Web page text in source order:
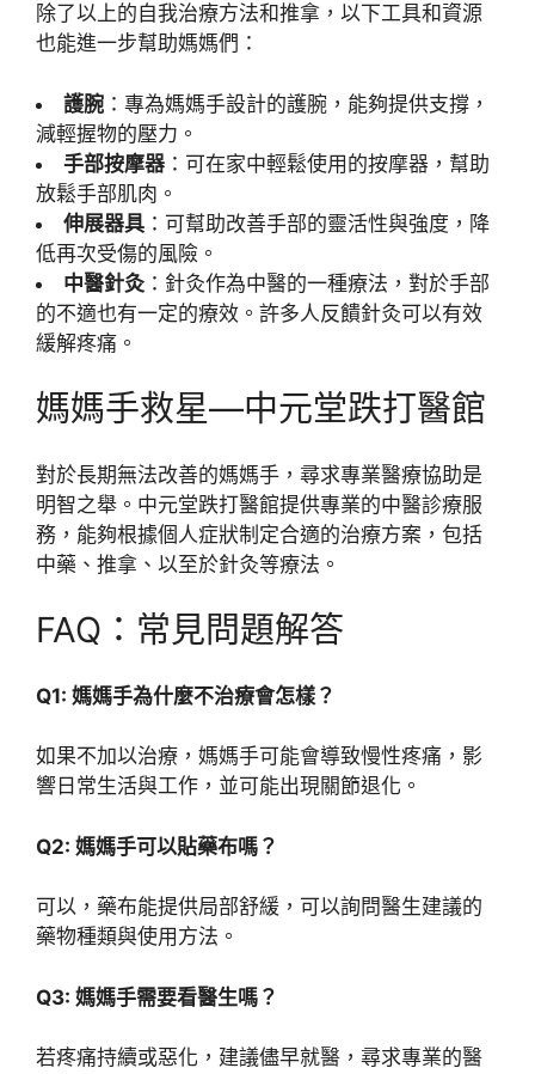
除了以上的自我治療方法和推拿，以下工具和資源
也能進一步幫助媽媽們：
護腕 ：專為媽媽手設計的護腕，能夠提供支撐，
減輕握物的壓力。
手部按摩器 ：可在家中輕鬆使用的按摩器，幫助
放鬆手部肌肉。
伸展器具 ：可幫助改善手部的靈活性與強度，降
低再次受傷的風險。
中醫針灸 ：針灸作為中醫的一種療法，對於手部
的不適也有一定的療效。許多人反饋針灸可以有效
緩解疼痛。
媽媽手救星—中元堂跌打醫館
對於長期無法改善的媽媽手，尋求專業醫療協助是
明智之舉。中元堂跌打醫館提供專業的中醫診療服
務，能夠根據個人症狀制定合適的治療方案，包括
中藥、推拿、以至於針灸等療法。
FAQ：常見問題解答
Q1: 媽媽手為什麼不治療會怎樣？
如果不加以治療，媽媽手可能會導致慢性疼痛，影
響日常生活與工作，並可能出現關節退化。
Q2: 媽媽手可以貼藥布嗎？
可以，藥布能提供局部舒緩，可以詢問醫生建議的
藥物種類與使用方法。
Q3: 媽媽手需要看醫生嗎？
若疼痛持續或惡化，建議儘早就醫，尋求專業的醫